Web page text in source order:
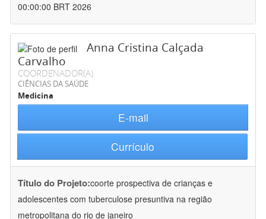
00:00:00 BRT 2026
Anna Cristina Calçada
Carvalho
COORDENADOR(A)
CIÊNCIAS DA SAÚDE
Medicina
E-mail
Currículo
Título do Projeto:coorte prospectiva de crianças e
adolescentes com tuberculose presuntiva na região
metropolitana do rio de janeiro